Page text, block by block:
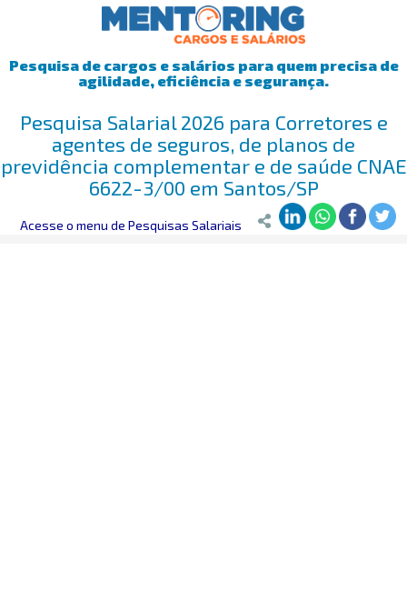
Pesquisa de cargos e salários para quem precisa de
agilidade, eficiência e segurança.
Pesquisa Salarial 2026 para Corretores e
agentes de seguros, de planos de
previdência complementar e de saúde CNAE
6622-3/00 em Santos/SP
Mentoring>Pesquisa Salarial>Santos/SP> Corretores e agentes
Acesse o menu de Pesquisas Salariais